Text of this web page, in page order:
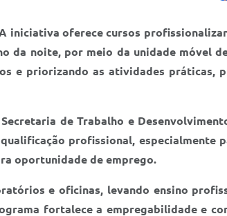
iniciativa oferece cursos
da noite, por meio da unidade móvel
e priorizando as atividades práticas,
de Trabalho e
profissional, especialmente
oportunidade de emprego.
e oficinas, levando ensino
fortalece a empregabilidade e